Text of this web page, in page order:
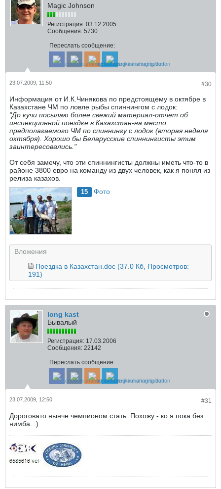
Magic Johnson
Регистрация: 03.12.2005
Сообщения: 5730
Переслать сообщение:
#30
23.07.2009, 11:50
Информация от И.К.Чинякова по предстоящему в октябре в
Казахстане ЧМ по ловле рыбы спиннингом с лодок:
"До кучи посылаю более свежий материал-отчет об
инспекционной поездке в Казахстан-на место
предполагаемого ЧМ по спиннингу с лодок (вторая неделя
октября). Хорошо бы Беларусские спиннингисты этим
заинтересовались."
От себя замечу, что эти спиннингисты должны иметь что-то в
районе 3800 евро на команду из двух человек, как я понял из
релиза казахов.
15 Фото
Вложения
Поездка в Казахстан.doc (37.0 Кб, Просмотров:
191)
long kast
Бывалый
Регистрация: 17.03.2006
Сообщения: 22142
Переслать сообщение:
#31
23.07.2009, 12:50
Дороговато нынче чемпионом стать. Похожу - ко я пока без
нимба. :)